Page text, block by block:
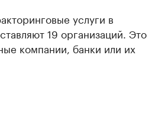
услуги в
19 организаций. Это
компании, банки или их